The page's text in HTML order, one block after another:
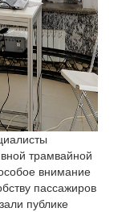
трамвайной
внимание
пассажиров
публике